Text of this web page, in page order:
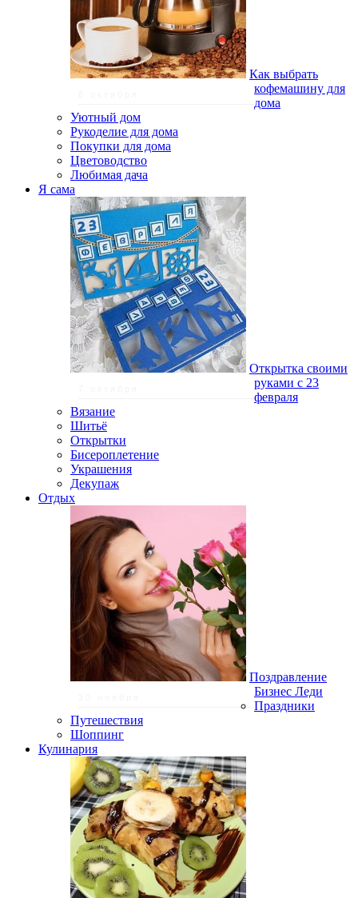
Как выбрать
кофемашину для
дома
Уютный дом
Рукоделие для дома
Покупки для дома
Цветоводство
Любимая дача
Я сама
Открытка своими
руками с 23
февраля
Вязание
Шитьё
Открытки
Бисероплетение
Украшения
Декупаж
Отдых
Поздравление
Бизнес Леди
Праздники
Путешествия
Шоппинг
Кулинария